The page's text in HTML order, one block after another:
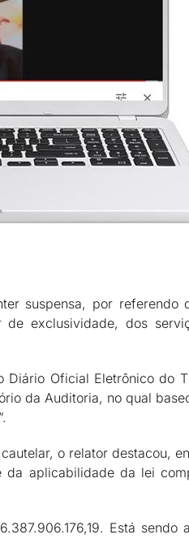
suspensa, por referendo
exclusividade, dos
Oficial Eletrônico do
da Auditoria, no qual
o relator destacou,
aplicabilidade da lei
Está sendo